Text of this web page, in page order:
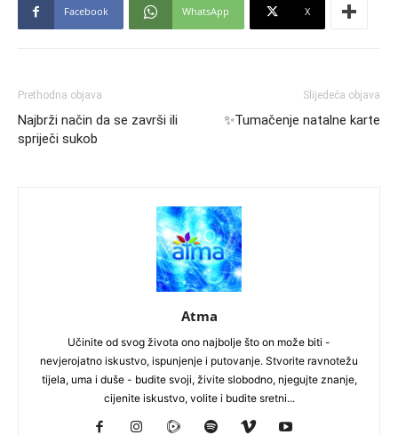
Facebook WhatsApp X
Prethodna objava
Najbrži način da se završi ili
spriječi sukob
Slijedeća objava
✨Tumačenje natalne karte
Atma
Učinite od svog života ono najbolje što on može biti -
nevjerojatno iskustvo, ispunjenje i putovanje. Stvorite ravnotežu
tijela, uma i duše - budite svoji, živite slobodno, njegujte znanje,
cijenite iskustvo, volite i budite sretni...